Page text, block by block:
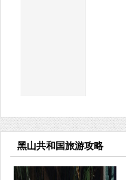
黑山共和国旅游攻略